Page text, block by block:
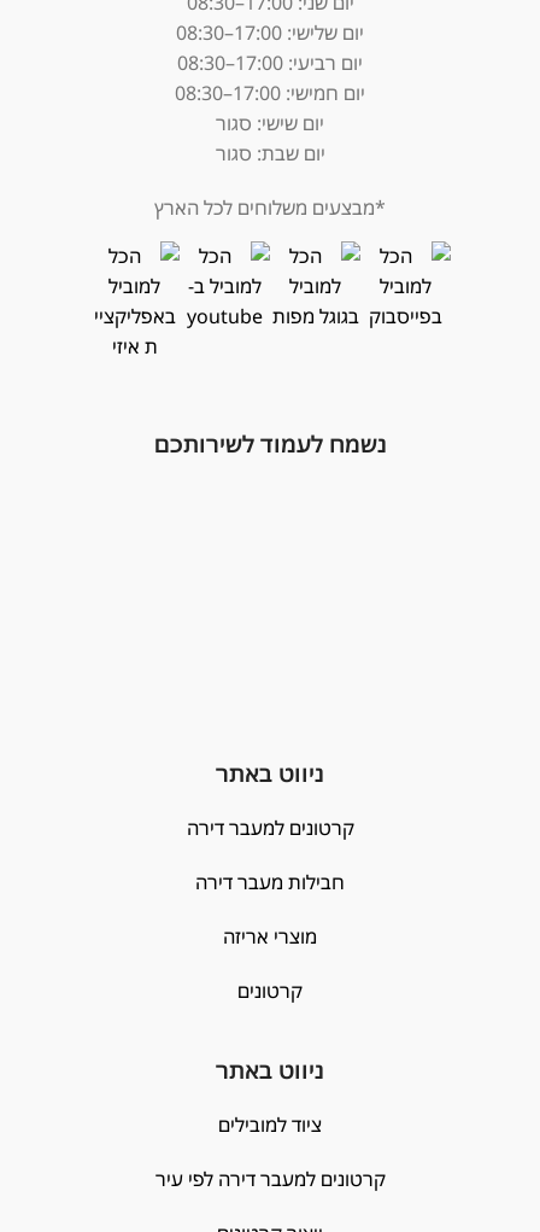
יום שלישי: 17:00–08:30
יום רביעי: 17:00–08:30
יום חמישי: 17:00–08:30
יום שישי: סגור
יום שבת: סגור
*מבצעים משלוחים לכל הארץ
נשמח לעמוד לשירותכם
ניווט באתר
קרטונים למעבר דירה
חבילות מעבר דירה
מוצרי אריזה
קרטונים
ניווט באתר
ציוד למובילים
קרטונים למעבר דירה לפי עיר